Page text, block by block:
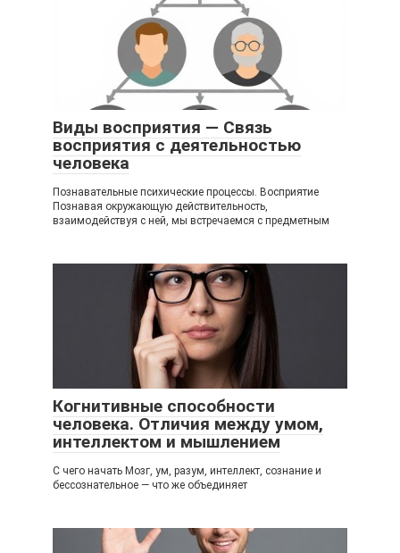
Виды восприятия — Связь
восприятия с деятельностью
человека
Познавательные психические процессы. Восприятие
Познавая окружающую действительность,
взаимодействуя с ней, мы встречаемся с предметным
Когнитивные способности
человека. Отличия между умом,
интеллектом и мышлением
С чего начать Мозг, ум, разум, интеллект, сознание и
бессознательное — что же объединяет